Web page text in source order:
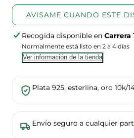
AVISAME CUANDO ESTE
Recogida disponible enCarrera
Normalmente está listo en 2 a 4 días
Ver información de la tienda
Plata 925, esterlina, oro 10k/
Envío seguro a cualquier